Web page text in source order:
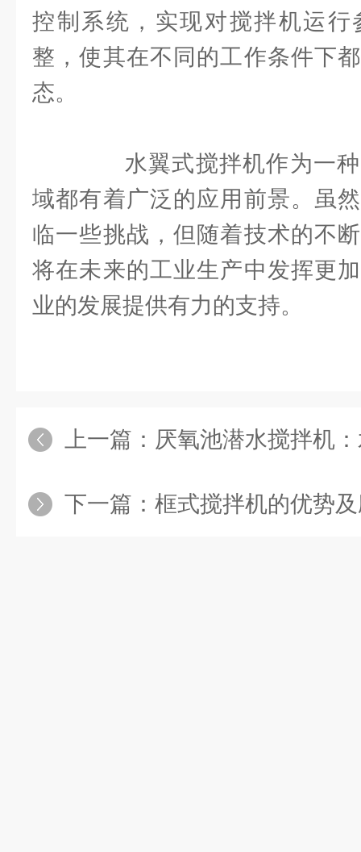
控制系统，实现对搅拌机运行
整，使其在不同的工作条件下
态。
水翼式搅拌机作为一种
域都有着广泛的应用前景。虽
临一些挑战，但随着技术的不
将在未来的工业生产中发挥更
业的发展提供有力的支持。
上一篇： 厌氧池潜水搅拌机
下一篇： 框式搅拌机的优势